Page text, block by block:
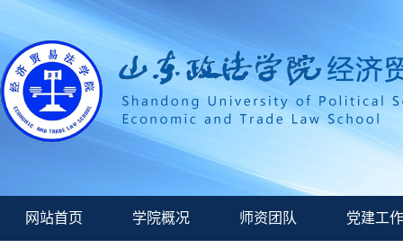
网站首页 学院概况 师资团队 党建工作